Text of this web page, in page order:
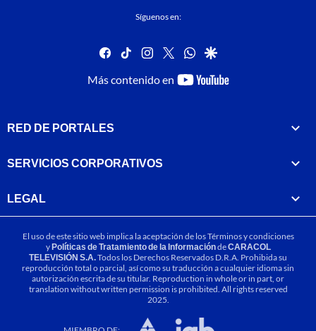
Síguenos en:
facebook
tiktok instagram
twitterwhatsapp
google
Más contenido en
youtube-
RED DE PORTALES
SERVICIOS CORPORATIVOS
LEGAL
El uso de este sitio web implica la aceptación de losTérminos y condiciones
yPolíticas de Tratamiento de la InformacióndeCARACOL
TELEVISIÓN S.A.Todos los Derechos Reservados D.R.A. Prohibida su
reproducción total o parcial, así como su traducción a cualquier idioma sin
autorización escrita de su titular. Reproduction in whole or in part, or
translation without written permission is prohibited. All rights reserved
2025.